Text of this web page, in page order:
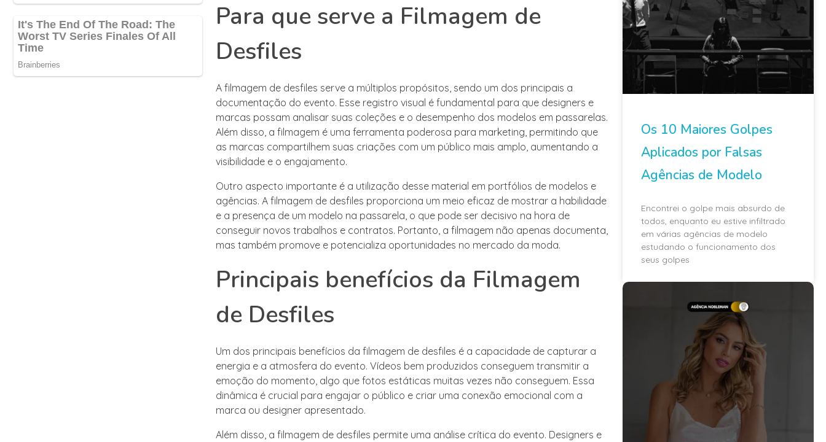
Para que serve a Filmagem de
Desfiles
A filmagem de desfiles serve a múltiplos propósitos, sendo um dos principais a
documentação do evento. Esse registro visual é fundamental para que designers e
marcas possam analisar suas coleções e o desempenho dos modelos em passarelas.
Além disso, a filmagem é uma ferramenta poderosa para marketing, permitindo que
as marcas compartilhem suas criações com um público mais amplo, aumentando a
visibilidade e o engajamento.
Outro aspecto importante é a utilização desse material em portfólios de modelos e
agências. A filmagem de desfiles proporciona um meio eficaz de mostrar a habilidade
e a presença de um modelo na passarela, o que pode ser decisivo na hora de
conseguir novos trabalhos e contratos. Portanto, a filmagem não apenas documenta,
mas também promove e potencializa oportunidades no mercado da moda.
Principais benefícios da Filmagem
de Desfiles
Um dos principais benefícios da filmagem de desfiles é a capacidade de capturar a
energia e a atmosfera do evento. Vídeos bem produzidos conseguem transmitir a
emoção do momento, algo que fotos estáticas muitas vezes não conseguem. Essa
dinâmica é crucial para engajar o público e criar uma conexão emocional com a
marca ou designer apresentado.
Além disso, a filmagem de desfiles permite uma análise crítica do evento. Designers e
Os 10 Maiores Golpes
Aplicados por Falsas
Agências de Modelo
Encontrei o golpe mais absurdo de
todos, enquanto eu estive infiltrado
em várias agências de modelo
estudando o funcionamento dos
seus golpes